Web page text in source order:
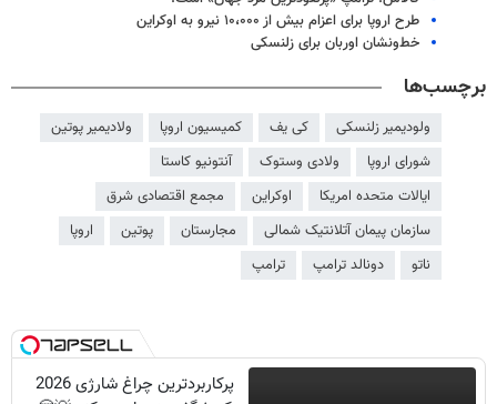
طرح اروپا برای اعزام بیش از ۱۰،۰۰۰ نیرو به اوکراین
خط‌ونشان اوربان برای زلنسکی
برچسب‌ها
ولودیمیر زلنسکی کی یف کمیسیون اروپا
ولادیمیر پوتین
شورای اروپا
ولادی وستوک
آنتونیو کاستا
ایالات متحده امریکا
اوکراین
مجمع اقتصادی شرق
سازمان پیمان آتلانتیک شمالی
مجارستان پوتین
اروپا
ناتو
دونالد ترامپ ترامپ
پرکاربردترین چراغ شارژی 2026